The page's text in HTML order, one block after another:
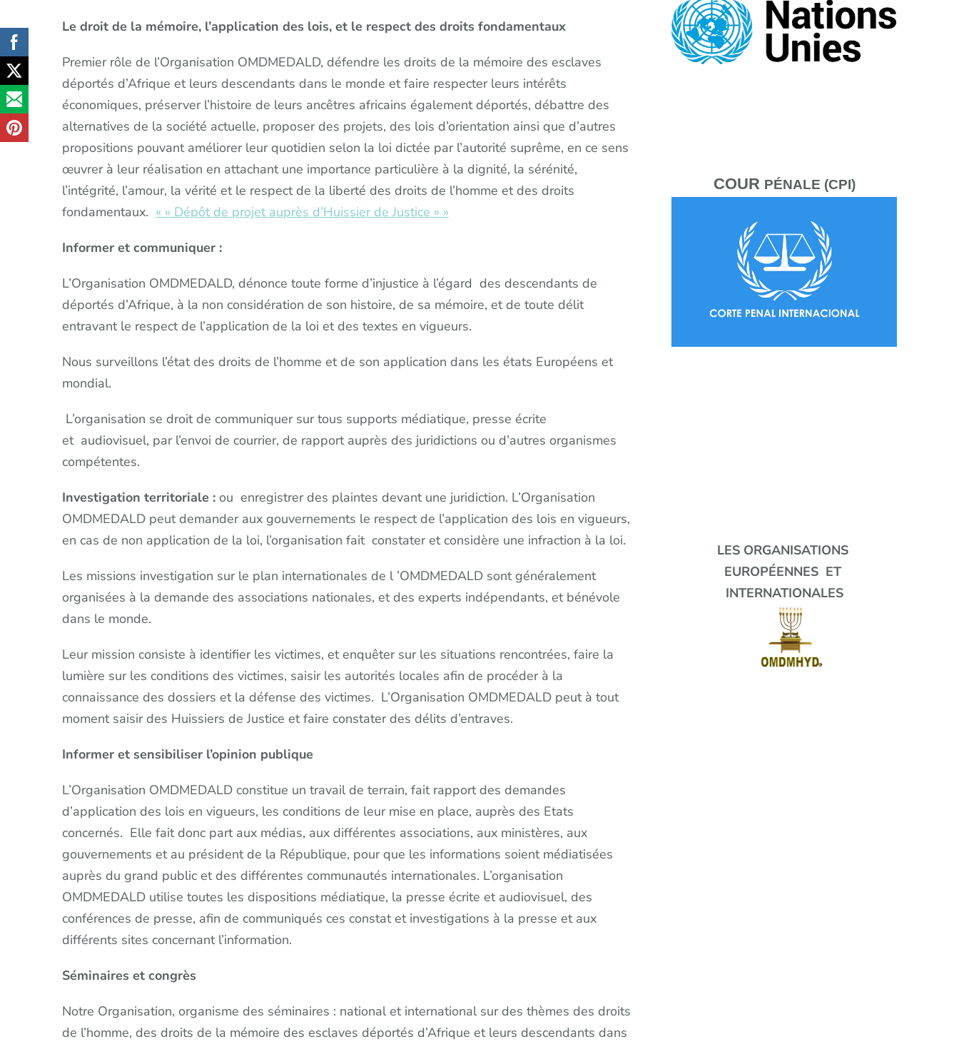
Le droit de la mémoire, l’application des lois, et le respect des droits fondamentaux
Premier rôle de l’Organisation OMDMEDALD, défendre les droits de la mémoire des esclaves
déportés d’Afrique et leurs descendants dans le monde et faire respecter leurs intérêts
économiques, préserver l’histoire de leurs ancêtres africains également déportés, débattre des
alternatives de la société actuelle, proposer des projets, des lois d’orientation ainsi que d’autres
propositions pouvant améliorer leur quotidien selon la loi dictée par l’autorité suprême, en ce sens
œuvrer à leur réalisation en attachant une importance particulière à la dignité, la sérénité,
l’intégrité, l’amour, la vérité et le respect de la liberté des droits de l’homme et des droits
fondamentaux. « « Dépôt de projet auprès d’Huissier de Justice » »
Informer et communiquer :
L’Organisation OMDMEDALD, dénonce toute forme d’injustice à l’égard des descendants de
déportés d’Afrique, à la non considération de son histoire, de sa mémoire, et de toute délit
entravant le respect de l’application de la loi et des textes en vigueurs.
Nous surveillons l’état des droits de l’homme et de son application dans les états Européens et
mondial.
L’organisation se droit de communiquer sur tous supports médiatique, presse écrite
et audiovisuel, par l’envoi de courrier, de rapport auprès des juridictions ou d’autres organismes
compétentes.
Investigation territoriale : ou enregistrer des plaintes devant une juridiction. L’Organisation
OMDMEDALD peut demander aux gouvernements le respect de l’application des lois en vigueurs,
en cas de non application de la loi, l’organisation fait constater et considère une infraction à la loi.
Les missions investigation sur le plan internationales de l ’OMDMEDALD sont généralement
organisées à la demande des associations nationales, et des experts indépendants, et bénévole
dans le monde.
Leur mission consiste à identifier les victimes, et enquêter sur les situations rencontrées, faire la
lumière sur les conditions des victimes, saisir les autorités locales afin de procéder à la
connaissance des dossiers et la défense des victimes. L’Organisation OMDMEDALD peut à tout
moment saisir des Huissiers de Justice et faire constater des délits d’entraves.
Informer et sensibiliser l’opinion publique
L’Organisation OMDMEDALD constitue un travail de terrain, fait rapport des demandes
d’application des lois en vigueurs, les conditions de leur mise en place, auprès des Etats
concernés. Elle fait donc part aux médias, aux différentes associations, aux ministères, aux
gouvernements et au président de la République, pour que les informations soient médiatisées
auprès du grand public et des différentes communautés internationales. L’organisation
OMDMEDALD utilise toutes les dispositions médiatique, la presse écrite et audiovisuel, des
conférences de presse, afin de communiqués ces constat et investigations à la presse et aux
différents sites concernant l’information.
Séminaires et congrès
Notre Organisation, organisme des séminaires : national et international sur des thèmes des droits
de l’homme, des droits de la mémoire des esclaves déportés d’Afrique et leurs descendants dans
COUR PÉNALE (CPI)
LES ORGANISATIONS
EUROPÉENNES ET
INTERNATIONALES